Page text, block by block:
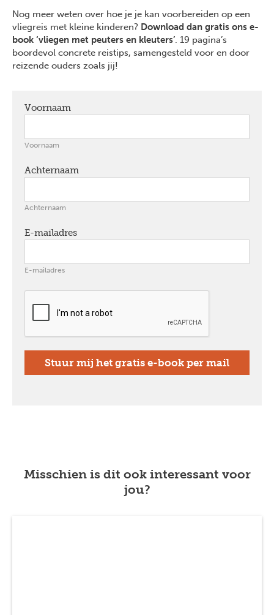
Nog meer weten over hoe je je kan voorbereiden op een
vliegreis met kleine kinderen? Download dan gratis ons e-
book ‘vliegen met peuters en kleuters’. 19 pagina’s
boordevol concrete reistips, samengesteld voor en door
reizende ouders zoals jij!
Voornaam
Voornaam
Achternaam
Achternaam
E-mailadres
E-mailadres
Misschien is dit ook interessant voor
jou?